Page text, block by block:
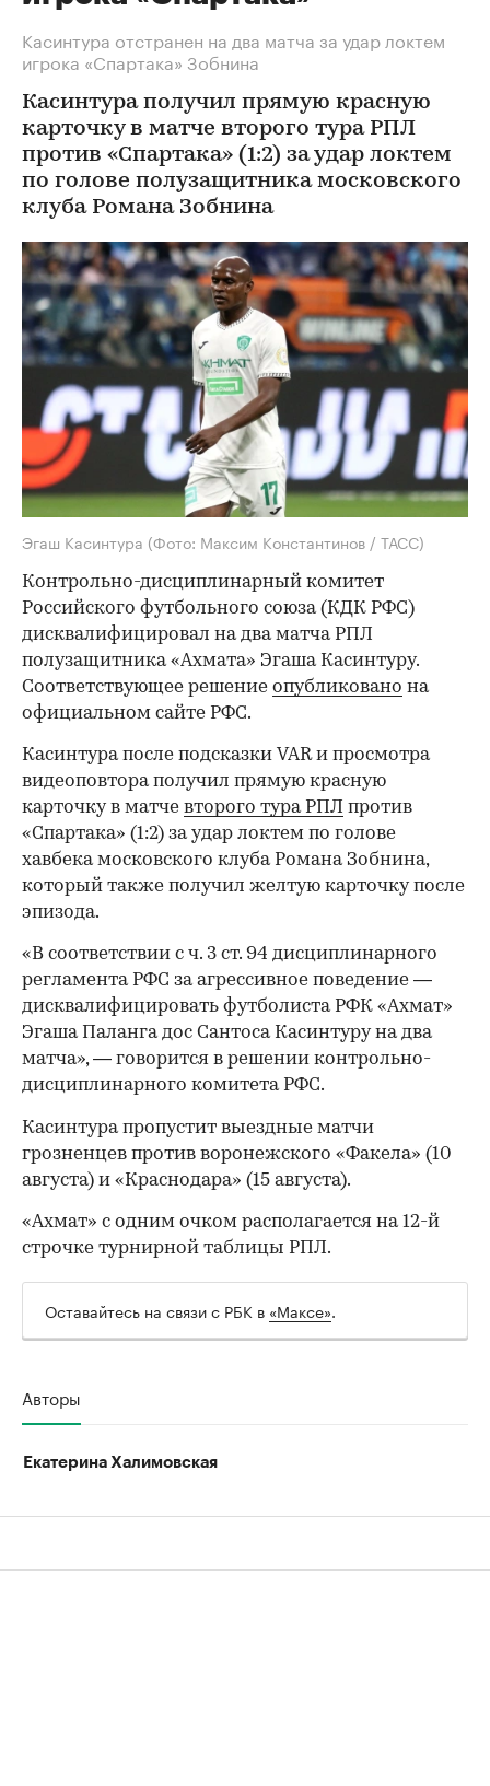
Касинтура отстранен на два матча за удар локтем
игрока «Спартака» Зобнина
Касинтура получил прямую красную
карточку в матче второго тура РПЛ
против «Спартака» (1:2) за удар локтем
по голове полузащитника московского
клуба Романа Зобнина
Эгаш Касинтура (Фото: Максим Константинов / ТАСС)
Контрольно-дисциплинарный комитет
Российского футбольного союза (КДК РФС)
дисквалифицировал на два матча РПЛ
полузащитника «Ахмата» Эгаша Касинтуру.
Соответствующее решение опубликовано на
официальном сайте РФС.
Касинтура после подсказки VAR и просмотра
видеоповтора получил прямую красную
карточку в матче второго тура РПЛ против
«Спартака» (1:2) за удар локтем по голове
хавбека московского клуба Романа Зобнина,
который также получил желтую карточку после
эпизода.
«В соответствии с ч. 3 ст. 94 дисциплинарного
регламента РФС за агрессивное поведение —
дисквалифицировать футболиста РФК «Ахмат»
Эгаша Паланга дос Сантоса Касинтуру на два
матча», — говорится в решении контрольно-
дисциплинарного комитета РФС.
00:00 / 00:00
Касинтура пропустит выездные матчи
грозненцев против воронежского «Факела» (10
августа) и «Краснодара» (15 августа).
«Ахмат» с одним очком располагается на 12-й
строчке турнирной таблицы РПЛ.
Оставайтесь на связи с РБК в «Максе».
Авторы
Екатерина Халимовская